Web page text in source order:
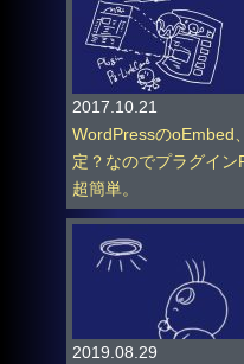
2017.10.21
WordPressのoEmbed
定？なのでプラグイ
超簡単。
2019.08.29